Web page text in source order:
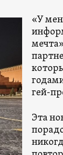
«У
гей-
Эта